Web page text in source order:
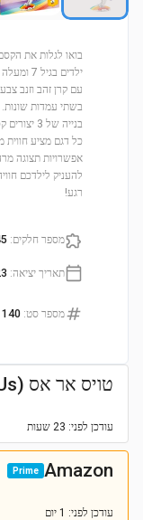
ילדים
עם קרן זהב וזנב
בנייה של
כל דגם מציע חווית
אפשרויות תצוגה
להעניק לילדכם
רגע!
מספר חלקים:
תאריך יציאה:
מספר סט:
טויס אר אס (Toys R Us)
עודכן לפני: 23 שעות
Amazon
Prime
עודכן לפני: 1 יום